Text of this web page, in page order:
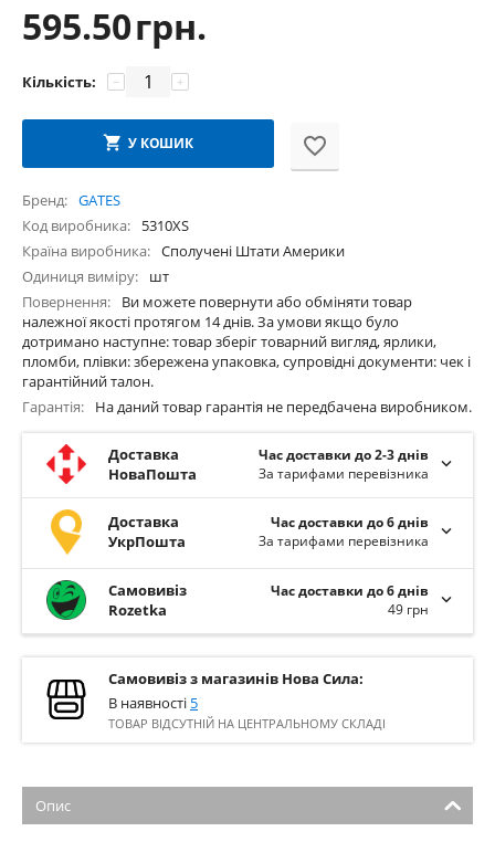
595.50грн.
Кількість: +
−
У КОШИК
Бренд
GATES
Код виробника
5310XS
Країна виробника
Сполучені Штати Америки
Одиниця виміру
шт
Повернення
Ви можете повернути або обміняти товар
належної якості протягом 14 днів. За умови якщо було
дотримано наступне: товар зберіг товарний вигляд, ярлики,
пломби, плівки: збережена упаковка, супровідні документи: чек і
гарантійний талон.
Гарантія
На даний товар гарантія не передбачена виробником.
Доставка
НоваПошта
Час доставки до 2-3 днів
За тарифами перевізника
Доставка
УкрПошта
Час доставки до 6 днів
За тарифами перевізника
Самовивіз
Rozetka
Час доставки до 6 днів
49 грн
Самовивіз з магазинів Нова Сила:
В наявності 5
ТОВАР ВІДСУТНІЙ НА ЦЕНТРАЛЬНОМУ СКЛАДІ
Опис